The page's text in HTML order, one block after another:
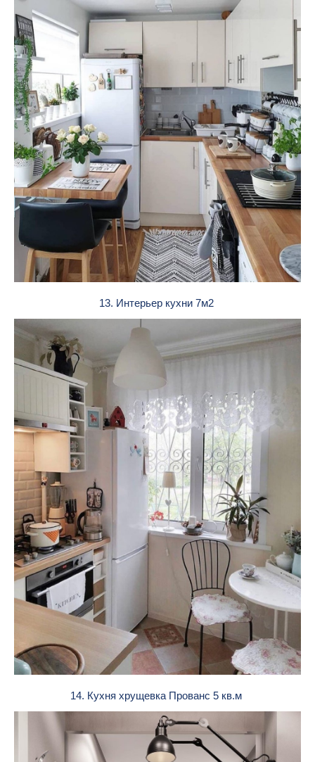
13. Интерьер кухни 7м2
14. Кухня хрущевка Прованс 5 кв.м